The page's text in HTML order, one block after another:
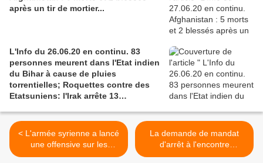
après un tir de mortier...
L'Info du 26.06.20 en continu. 83
personnes meurent dans l'Etat indien
du Bihar à cause de pluies
torrentielles; Roquettes contre des
Etatsuniens: l'Irak arrête 13
< L'armée syrienne a lancé
une offensive sur les
positions militantes au nord
La demande de mandat
d'arrêt à l'encontre
d'Assange rejetée en